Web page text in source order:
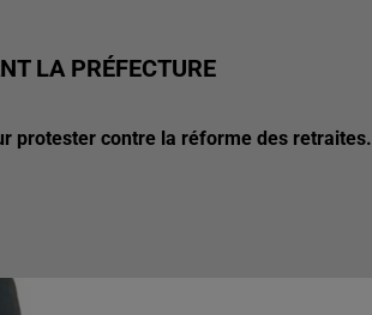
LA PRÉFECTURE
protester contre la réforme des retraites.